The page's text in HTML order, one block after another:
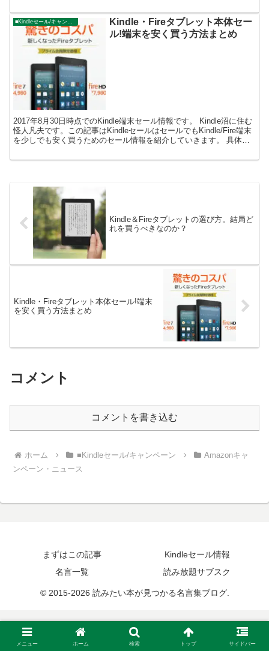
Kindle・Fireタブレット本体セー
ル!端末を安く買う方法まとめ
2017年8月30日時点でのKindle端末セール情報です。 Kindle沼に住む
怪人凡夫です。この記事はKindleセールはセールでもKindle/Fire端末
を少しでも安く買うためのセール情報を紹介していきます。 具体的
Kindle＆Fireタブレットの選び方。結局ど
れを買うべきなのか？
Kindle・Fireタブレット本体セール!端末
を安く買う方法まとめ
コメント
コメントを書き込む
ホーム ■Kindleセール/キャンペーン
Amazonキャ
ンペーン・ニュース
まずはこの記事
Kindleセール情報
名言一覧
読み放題サブスク
© 2015-2026 読みたい本が見つかる名言集ブログ.
メニュー ホーム 検索 トップ サイドバー